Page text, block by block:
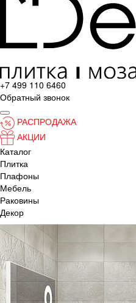
+7 499 110 6460
Обратный звонок
РАСПРОДАЖА
АКЦИИ
Каталог
Плитка
Плафоны
Мебель
Раковины
Декор